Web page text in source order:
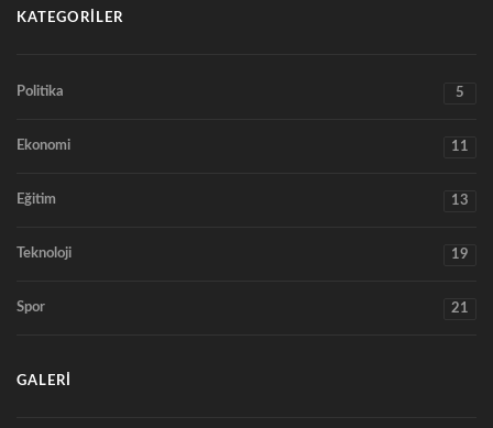
KATEGORILER
Politika 5
Ekonomi 11
Eğitim 13
Teknoloji 19
Spor 21
GALERI